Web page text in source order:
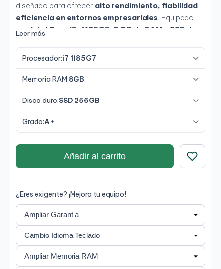
diseñado para ofrecer alto rendimiento, fiabilidad y
eficiencia en entornos empresariales. Equipado
con Intel Core i7-1185G7, 8 GB de RAM y SSD de
exigentes, mientras que su
productiva.
Leer más
Procesador:i7 1185G7
Memoria RAM:8GB
Disco duro:SSD 256GB
Grado:A+
Añadir al carrito
¿Eres exigente? ¡Mejora tu equipo!